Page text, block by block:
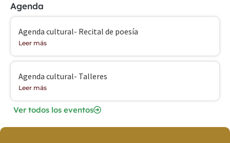
Agenda
Agenda cultural- Recital de poesía
Leer más
Agenda cultural- Talleres
Leer más
Ver todos los eventos